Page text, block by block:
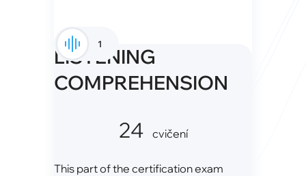
1
LISTENING
COMPREHENSION
24 cvičení
This part of the certification exam